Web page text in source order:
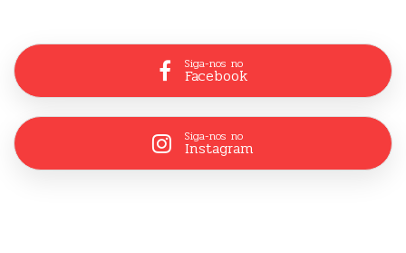
Siga-nos no
Facebook
Siga-nos no
Instagram